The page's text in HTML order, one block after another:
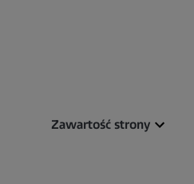
Zawartość strony